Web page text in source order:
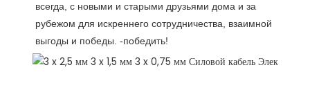
всегда, с новыми и старыми друзьями дома и за
рубежом для искреннего сотрудничества, взаимной